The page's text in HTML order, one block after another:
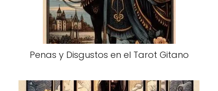
Penas y Disgustos en el Tarot Gitano